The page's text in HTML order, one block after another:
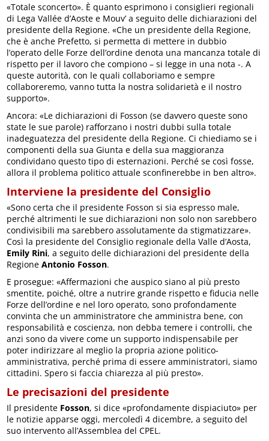
«Totale sconcerto». È quanto esprimono i consiglieri regionali
di Lega Vallée d’Aoste e Mouv’ a seguito delle dichiarazioni del
presidente della Regione. «Che un presidente della Regione,
che è anche Prefetto, si permetta di mettere in dubbio
l’operato delle Forze dell’ordine denota una mancanza totale di
rispetto per il lavoro che compiono – si legge in una nota -. A
queste autorità, con le quali collaboriamo e sempre
collaboreremo, vanno tutta la nostra solidarietà e il nostro
supporto».
Ancora: «Le dichiarazioni di Fosson (se davvero queste sono
state le sue parole) rafforzano i nostri dubbi sulla totale
inadeguatezza del presidente della Regione. Ci chiediamo se i
componenti della sua Giunta e della sua maggioranza
condividano questo tipo di esternazioni. Perché se così fosse,
allora il problema politico attuale sconfinerebbe in ben altro».
Interviene la presidente del Consiglio
«Sono certa che il presidente Fosson si sia espresso male,
perché altrimenti le sue dichiarazioni non solo non sarebbero
condivisibili ma sarebbero assolutamente da stigmatizzare».
Così la presidente del Consiglio regionale della Valle d’Aosta,
Emily Rini, a seguito delle dichiarazioni del presidente della
RegioneAntonio Fosson.
E prosegue: «Affermazioni che auspico siano al più presto
smentite, poiché, oltre a nutrire grande rispetto e fiducia nelle
Forze dell’ordine e nel loro operato, sono profondamente
convinta che un amministratore che amministra bene, con
responsabilità e coscienza, non debba temere i controlli, che
anzi sono da vivere come un supporto indispensabile per
poter indirizzare al meglio la propria azione politico-
amministrativa, perché prima di essere amministratori, siamo
cittadini. Spero si faccia chiarezza al più presto».
Le precisazioni del presidente
Il presidente Fosson, si dice «profondamente dispiaciuto» per
le notizie apparse oggi, mercoledì 4 dicembre, a seguito del
suo intervento all’Assemblea del CPEL.